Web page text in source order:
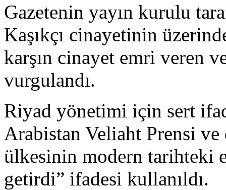
Gazetenin yayın kurulu
Kaşıkçı cinayetinin
karşın cinayet emri veren
vurgulandı.
Riyad yönetimi için sert
Arabistan Veliaht Prensi
ülkesinin modern tarihteki
getirdi” ifadesi kullanıldı.